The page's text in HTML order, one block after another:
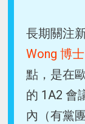
長期關注
Wong 博士
點，是在
的 1A2 會
內（有黨